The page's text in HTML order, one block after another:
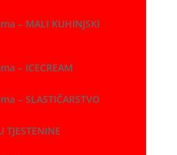
– MALI KUHINJSKI
– ICECREAM
– SLASTIČARSTVO